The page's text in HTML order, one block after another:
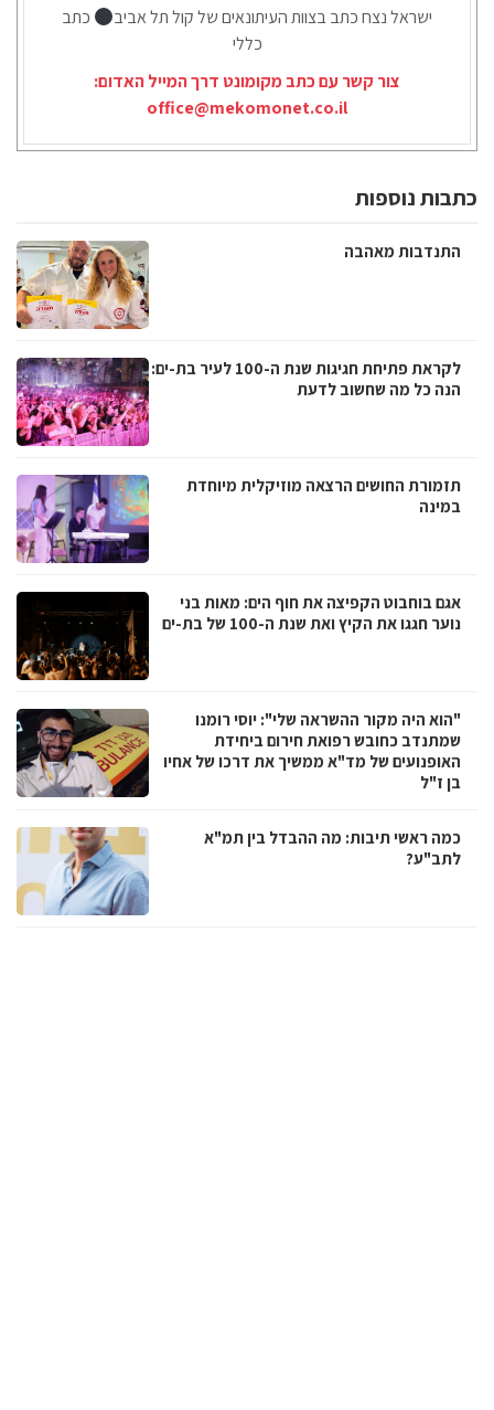
ישראל נצח כתב בצוות העיתונאים של קול תל אביב
כתב
כללי
צור קשר עם כתב מקומונט דרך המייל האדום:
office@mekomonet.co.il
כתבות נוספות
התנדבות מאהבה
לקראת פתיחת חגיגות שנת ה-100 לעיר בת-ים:
הנה כל מה שחשוב לדעת
תזמורת החושים הרצאה מוזיקלית מיוחדת
במינה
אגם בוחבוט הקפיצה את חוף הים: מאות בני
נוער חגגו את הקיץ ואת שנת ה-100 של בת-ים
"הוא היה מקור ההשראה שלי": יוסי רומנו
שמתנדב כחובש רפואת חירום ביחידת
האופנועים של מד"א ממשיך את דרכו של אחיו
בן ז"ל
כמה ראשי תיבות: מה ההבדל בין תמ"א
לתב"ע?